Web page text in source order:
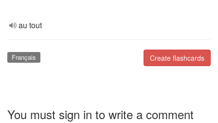
au tout
Create flashcards
Français
You must sign in to write a comment